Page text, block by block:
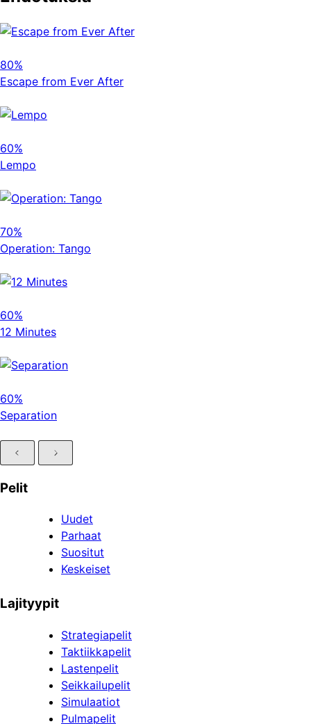
80%
Escape from Ever After
60%
Lempo
70%
Operation: Tango
60%
12 Minutes
60%
Separation
Pelit
Uudet
Parhaat
Suositut
Keskeiset
Lajityypit
Strategiapelit
Taktiikkapelit
Lastenpelit
Seikkailupelit
Simulaatiot
Pulmapelit